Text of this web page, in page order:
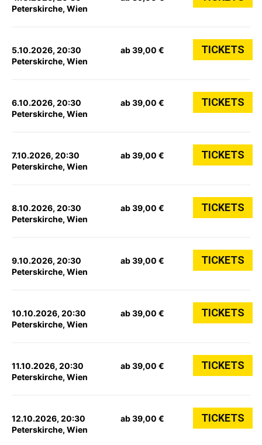
Peterskirche, Wien
5.10.2026, 20:30
Peterskirche, Wien
ab 39,00 € TICKETS
6.10.2026, 20:30
Peterskirche, Wien
ab 39,00 € TICKETS
7.10.2026, 20:30
Peterskirche, Wien
ab 39,00 € TICKETS
8.10.2026, 20:30
Peterskirche, Wien
ab 39,00 € TICKETS
9.10.2026, 20:30
Peterskirche, Wien
ab 39,00 € TICKETS
10.10.2026, 20:30
Peterskirche, Wien
ab 39,00 € TICKETS
11.10.2026, 20:30
Peterskirche, Wien
ab 39,00 € TICKETS
12.10.2026, 20:30
Peterskirche, Wien
ab 39,00 € TICKETS